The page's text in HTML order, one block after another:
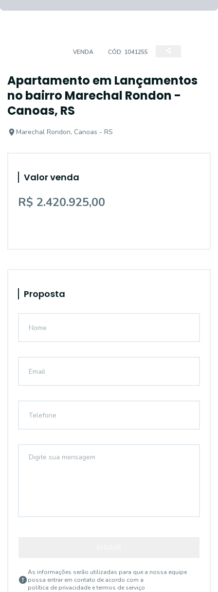
VENDA CÓD: 1041255
Apartamento em Lançamentos
no bairro Marechal Rondon -
Canoas, RS
Marechal Rondon, Canoas - RS
Valor venda
R$ 2.420.925,00
Proposta
As informações serão utilizadas para que a nossa equipe
possa entrar em contato de acordo com a
política de privacidade e termos de serviço